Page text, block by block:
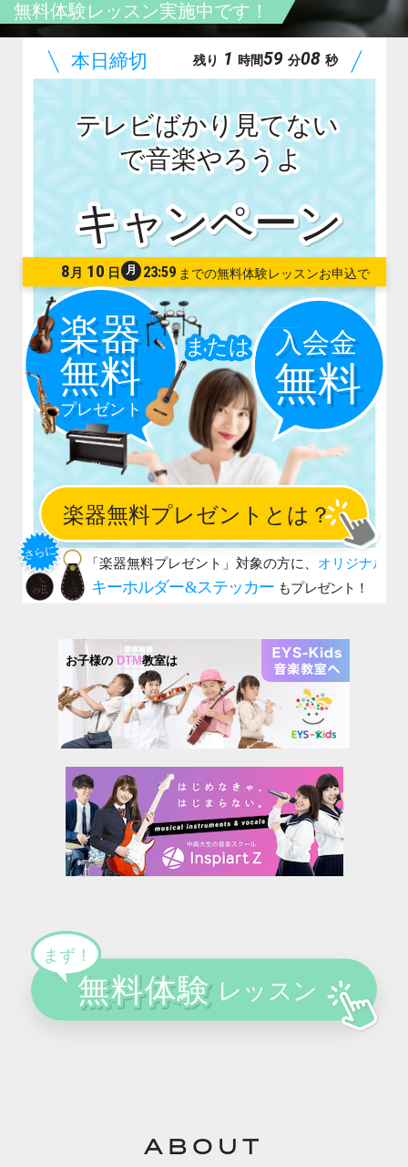
無料体験レッスン実施中です！
テレビばかり見てない
で音楽やろうよ
8月 10 日 月 23:59
残り 1 時間59 分07 秒
お子様の DTM教室は
ABOUT